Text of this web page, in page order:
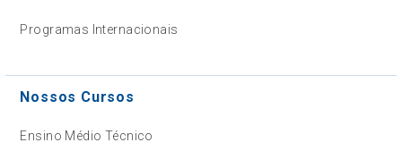
Programas Internacionais
Nossos Cursos
Ensino Médio Técnico